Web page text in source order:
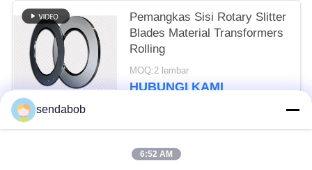
Pemangkas Sisi Rotary Slitter
Blades Material Transformers
Rolling
MOQ:2 lembar
HUBUNGI KAMI
sendabob
6:52 AM